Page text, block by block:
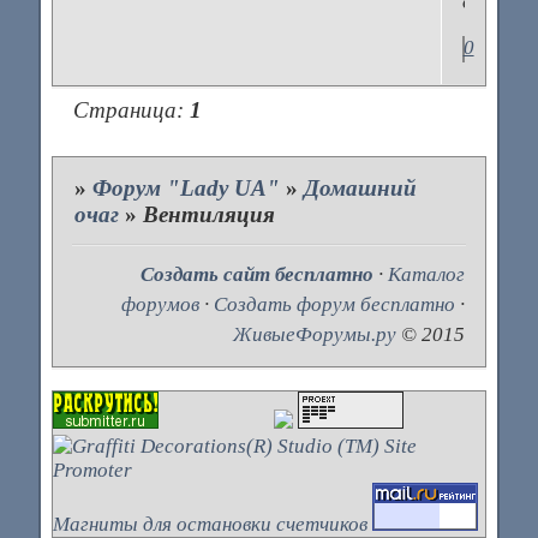
0
Страница:1
»Форум "Lady UA" » Домашний
очаг » Вентиляция
Создать сайт бесплатно ·Каталог
форумов · Создать форум бесплатно ·
ЖивыеФорумы.ру © 2015
Магниты для остановки счетчиков